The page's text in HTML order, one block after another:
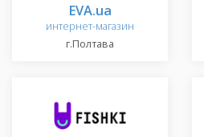
EVA.ua
интернет-магазин
г.Полтава